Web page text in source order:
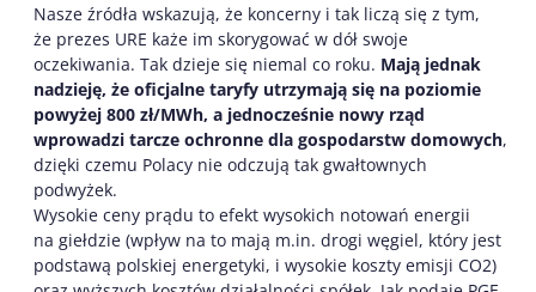
Nasze źródła wskazują, że koncerny i tak liczą się z tym,
że prezes URE każe im skorygować w dół swoje
oczekiwania. Tak dzieje się niemal co roku. Mają jednak
nadzieję, że oficjalne taryfy utrzymają się na poziomie
powyżej 800 zł/MWh, a jednocześnie nowy rząd
wprowadzi tarcze ochronne dla gospodarstw domowych,
dzięki czemu Polacy nie odczują tak gwałtownych
podwyżek.
Wysokie ceny prądu to efekt wysokich notowań energii
na giełdzie (wpływ na to mają m.in. drogi węgiel, który jest
podstawą polskiej energetyki, i wysokie koszty emisji CO2)